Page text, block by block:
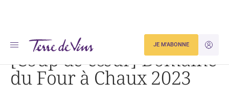
JE
JE M'ABONNE
Accueil Dégustation [Coup de cœur] Domaine du Four à Chaux 2023
[Coup de cœur] Domaine
du Four à Chaux 2023